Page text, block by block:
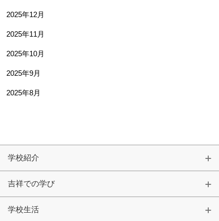
2025年12月
2025年11月
2025年10月
2025年9月
2025年8月
学校紹介
吉祥での学び
学校生活